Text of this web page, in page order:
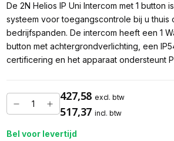
De 2N Helios IP Uni Intercom met 1 button
systeem voor toegangscontrole bij u thuis
bedrijfspanden. De intercom heeft een 1
button met achtergrondverlichting, een
certificering en het apparaat ondersteunt
427,58 excl. btw
517,37 incl. btw
Bel voor levertijd